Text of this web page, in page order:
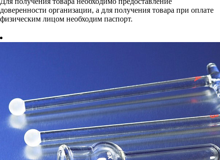
доверенности организации, а для получения товара при оплате
физическим лицом необходим паспорт.